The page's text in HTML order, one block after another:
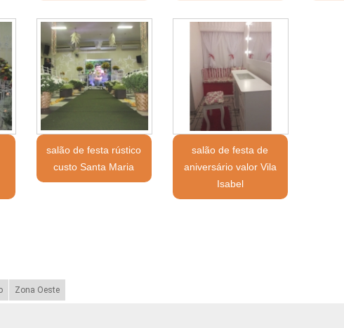
salão de festa rústico
custo Santa Maria
salão de festa de
aniversário valor Vila
Isabel
Zona Oeste